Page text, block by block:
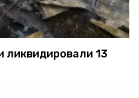
ликвидировали 13